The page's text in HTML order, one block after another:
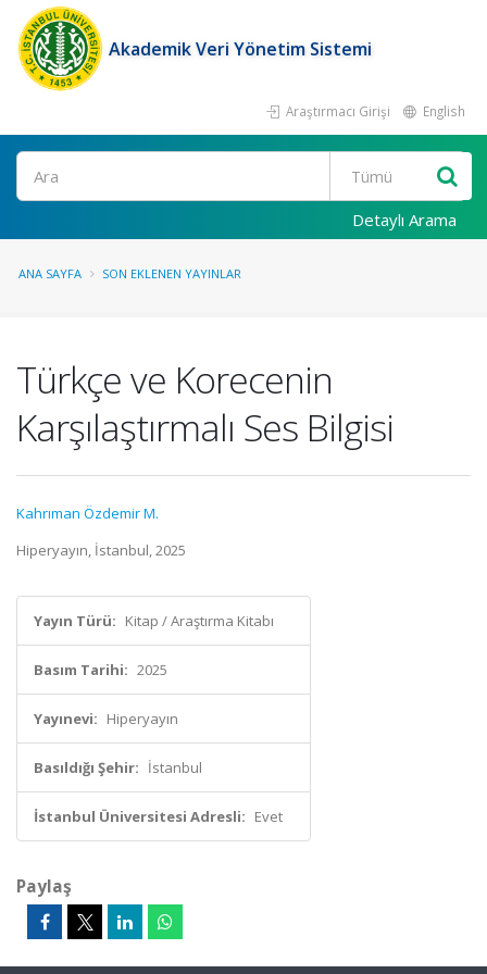
Akademik Veri Yönetim Sistemi
Araştırmacı Girişi English
Ara
Detaylı Arama
ANA SAYFA SON EKLENEN YAYINLAR
Türkçe ve Korecenin
Karşılaştırmalı Ses Bilgisi
Kahrıman Özdemir M.
Hiperyayın, İstanbul, 2025
Yayın Türü: Kitap / Araştırma Kitabı
Basım Tarihi: 2025
Yayınevi: Hiperyayın
Basıldığı Şehir: İstanbul
İstanbul Üniversitesi Adresli: Evet
Paylaş